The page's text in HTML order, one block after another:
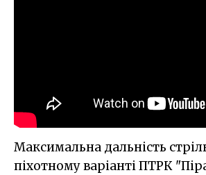
Максимальна дальність
піхотному варіанті ПТРК